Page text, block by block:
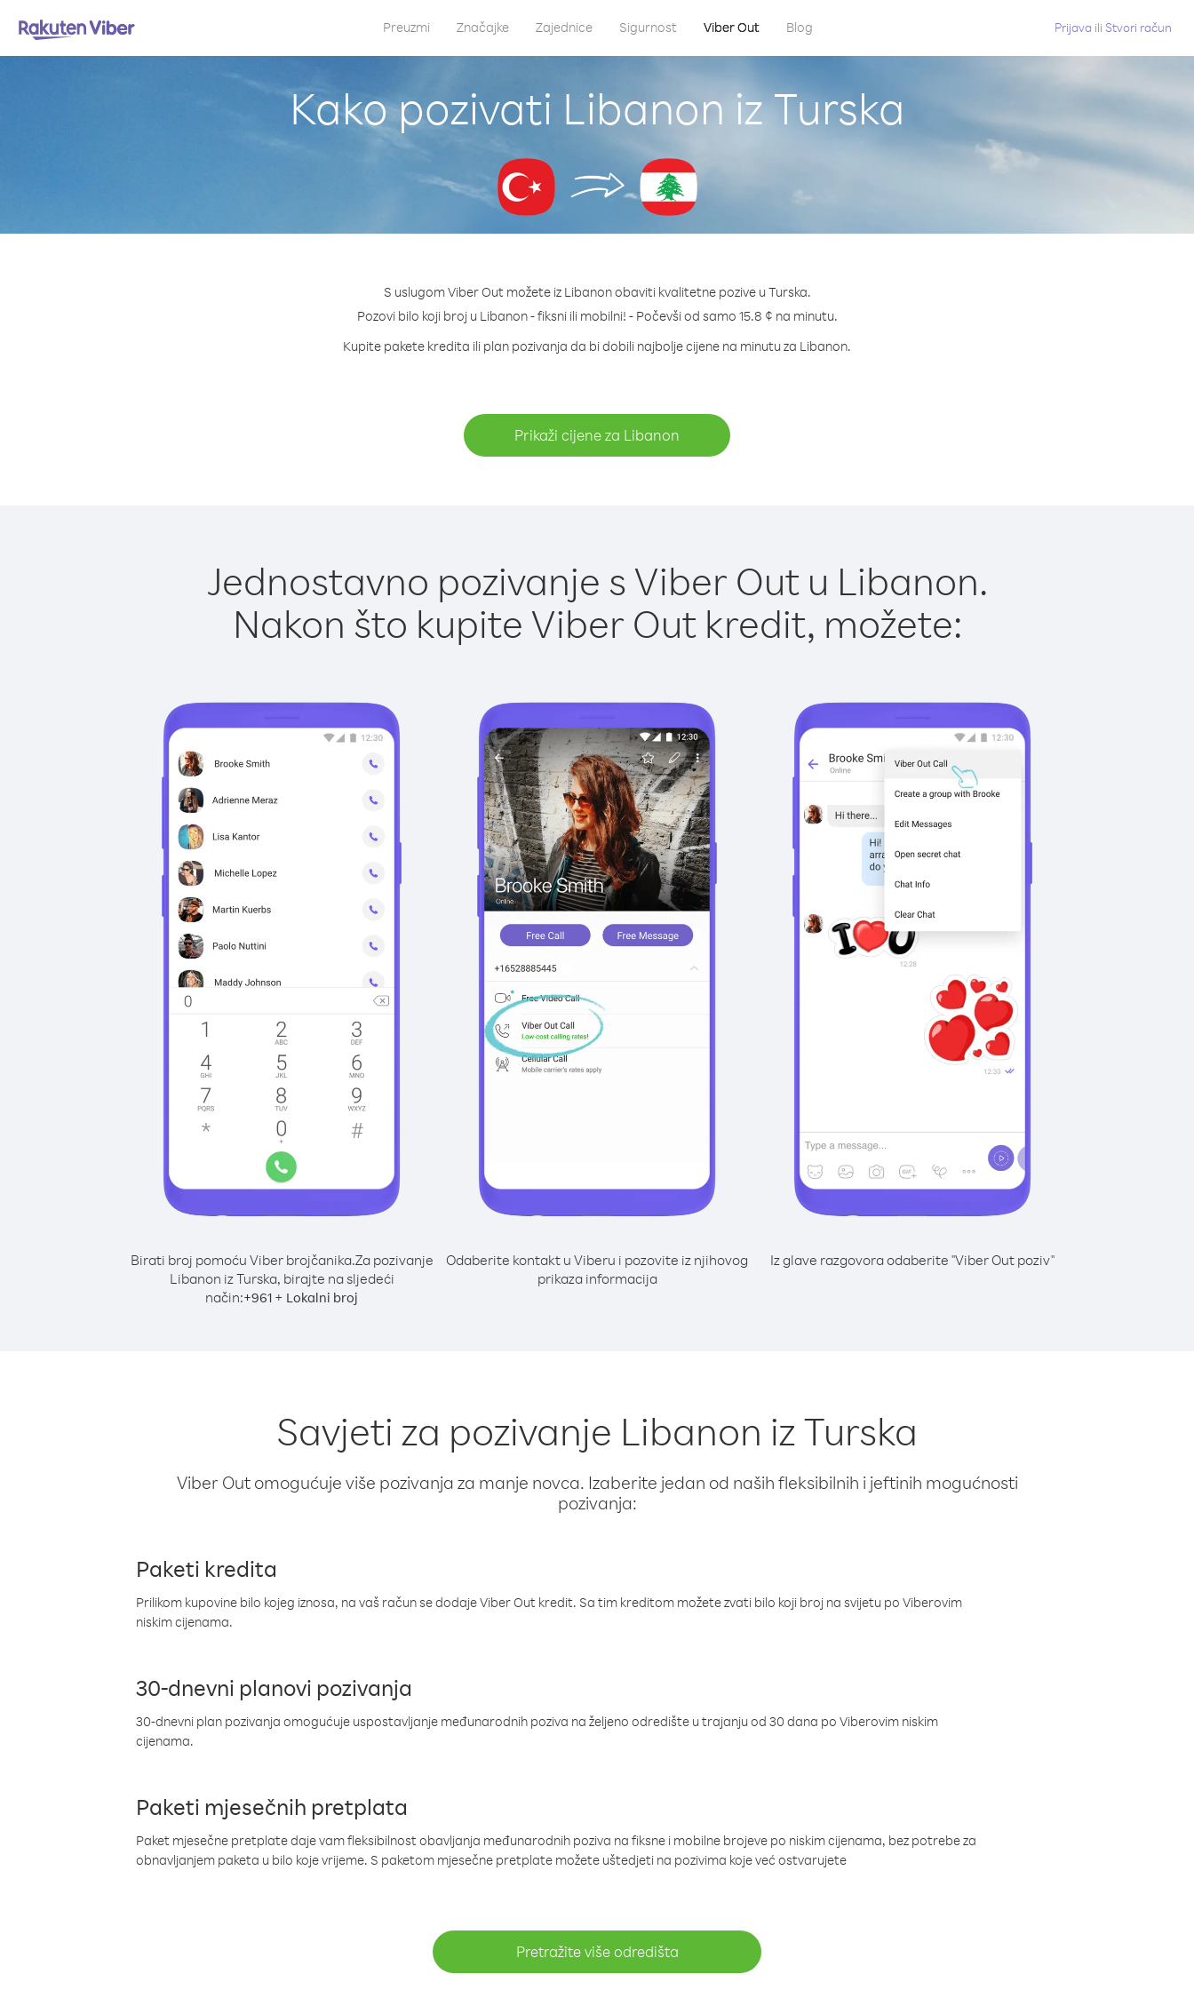
Preuzmi Značajke Zajednice Sigurnost Viber Out Blog Prijava ili Stvori račun
Kako pozivati Libanon iz Turska
S uslugom Viber Out možete iz Libanon obaviti kvalitetne pozive u Turska.
Pozovi bilo koji broj u Libanon - fiksni ili mobilni! - Počevši od samo 15.8 ¢ na minutu.
Kupite pakete kredita ili plan pozivanja da bi dobili najbolje cijene na minutu za Libanon.
Prikaži cijene za Libanon
Jednostavno pozivanje s Viber Out u Libanon.
Nakon što kupite Viber Out kredit, možete:
Birati broj pomoću Viber brojčanika.Za pozivanje
Libanon iz Turska, birajte na sljedeći
način:+961 + Lokalni broj
Odaberite kontakt u Viberu i pozovite iz njihovog
prikaza informacija
Iz glave razgovora odaberite "Viber Out poziv"
Savjeti za pozivanje Libanon iz Turska
Viber Out omogućuje više pozivanja za manje novca. Izaberite jedan od naših fleksibilnih i jeftinih mogućnosti
pozivanja:
Paketi kredita
Prilikom kupovine bilo kojeg iznosa, na vaš račun se dodaje Viber Out kredit. Sa tim kreditom možete zvati bilo koji broj na svijetu po Viberovim
niskim cijenama.
30-dnevni planovi pozivanja
30-dnevni plan pozivanja omogućuje uspostavljanje međunarodnih poziva na željeno odredište u trajanju od 30 dana po Viberovim niskim
cijenama.
Paketi mjesečnih pretplata
Paket mjesečne pretplate daje vam fleksibilnost obavljanja međunarodnih poziva na fiksne i mobilne brojeve po niskim cijenama, bez potrebe za
obnavljanjem paketa u bilo koje vrijeme. S paketom mjesečne pretplate možete uštedjeti na pozivima koje već ostvarujete
Pretražite više odredišta